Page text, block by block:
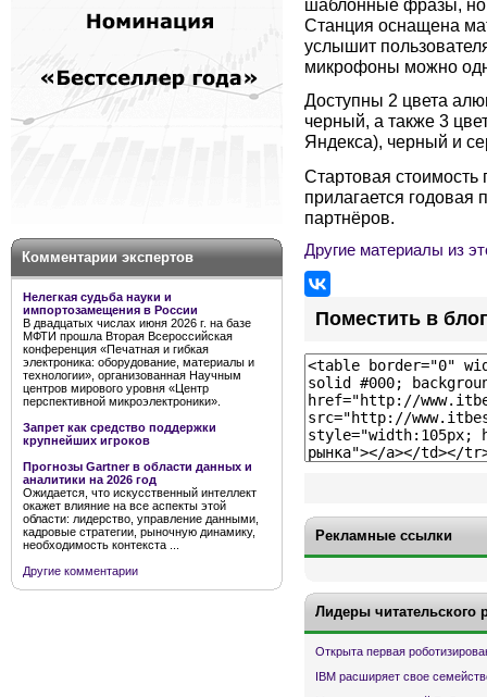
Комментарии экспертов
Нелегкая судьба науки и
импортозамещения в России
В двадцатых числах июня 2026 г. на базе
МФТИ прошла Вторая Всероссийская
конференция «Печатная и гибкая
электроника: оборудование, материалы и
технологии», организованная Научным
центров мирового уровня «Центр
перспективной микроэлектроники».
Запрет как средство поддержки
крупнейших игроков
Прогнозы Gartner в области данных и
аналитики на 2026 год
Ожидается, что искусственный интеллект
окажет влияние на все аспекты этой
области: лидерство, управление данными,
кадровые стратегии, рыночную динамику,
необходимость контекста ...
Другие комментарии
шаблонные фразы, но
Станция оснащена
услышит
микрофоны можно
Доступны 2 цвета
черный, а также 3
Яндекса), черный и
Стартовая
прилагается
партнёров.
Другие материалы из
Поместить в блог
Рекламные ссылки
Лидеры читательского
Открыта первая
IBM расширяет свое